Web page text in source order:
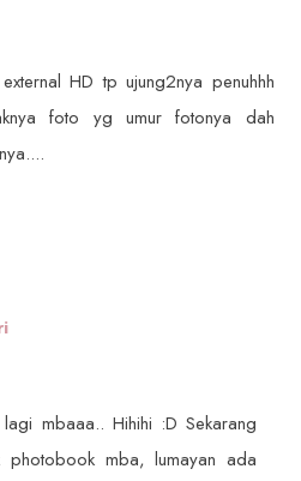
HD tp ujung2nya penuhhh
foto yg umur fotonya dah
mbaaa.. Hihihi :D Sekarang
photobook mba, lumayan ada